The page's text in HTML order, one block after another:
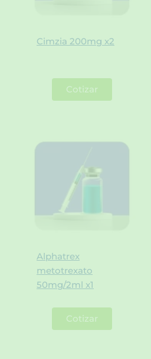
Cimzia 200mg x2
Cotizar
Alphatrex
metotrexato
50mg/2ml x1
Cotizar